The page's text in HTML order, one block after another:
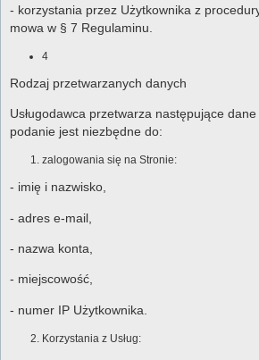
- korzystania przez Użytkownika z
mowa w § 7 Regulaminu.
4
Rodzaj przetwarzanych danych
Usługodawca przetwarza następujące
podanie jest niezbędne do:
zalogowania się na Stronie:
- imię i nazwisko,
- adres e-mail,
- nazwa konta,
- miejscowość,
- numer IP Użytkownika.
Korzystania z Usług: